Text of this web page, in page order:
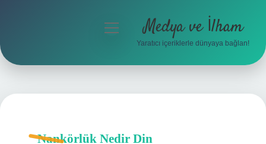
menüyü
Medya ve İlham
Yaratıcı içeriklerle dünyaya bağlan!
Nankörlük Nedir Din